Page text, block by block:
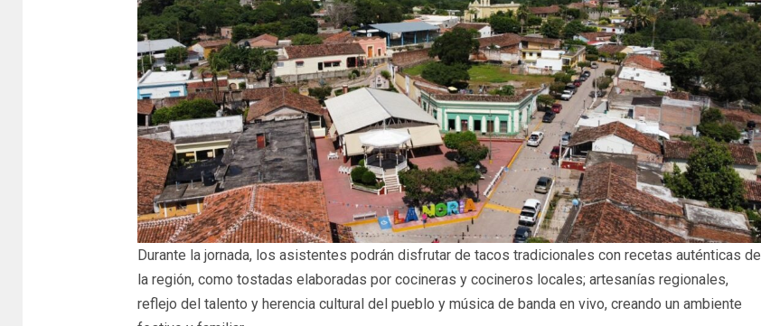
Durante la jornada, los asistentes podrán disfrutar de tacos tradicionales con recetas auténticas de
la región, como tostadas elaboradas por cocineras y cocineros locales; artesanías regionales,
reflejo del talento y herencia cultural del pueblo y música de banda en vivo, creando un ambiente